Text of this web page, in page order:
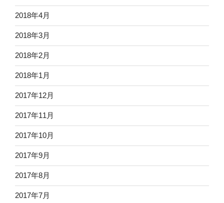
2018年4月
2018年3月
2018年2月
2018年1月
2017年12月
2017年11月
2017年10月
2017年9月
2017年8月
2017年7月